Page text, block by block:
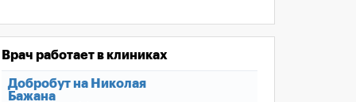
Врач работает в клиниках
Добробут на Николая
Бажана